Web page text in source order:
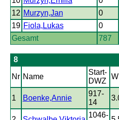
12 Murzyn,Jan 0
19 Fiola,Lukas 0
Gesamt
787
8
Nr Name
Start-
DWZ
W
1 Boenke,Annie
917-
14
1046-